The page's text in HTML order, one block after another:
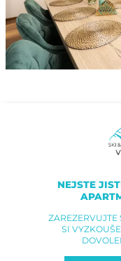
NEJSTE
ZAREZERVUJTE
SI